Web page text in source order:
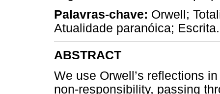
Palavras-chave: Orwell;
Atualidade paranóica; Escrita.
ABSTRACT
We use Orwell’s reflections
non-responsibility, passing